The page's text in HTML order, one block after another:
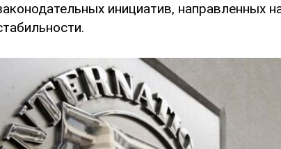
инициатив, направленных